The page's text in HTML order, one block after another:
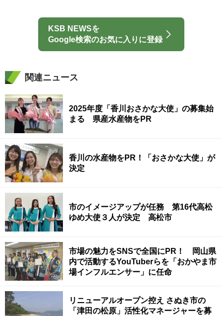
KSB NEWSを
Google検索のお気に入りに登録
関連ニュース
2025年度「香川おさかな大使」の募集始
まる 県産水産物をPR
香川の水産物をPR！「おさかな大使」が
決定
市のイメージアップが任務 第16代高松
ゆめ大使３人が決定 高松市
市場の魅力をSNSで全国にPR！ 岡山県
内で活動するYouTuberらを「おかやま市
場インフルエンサー」に任命
リニューアルオープン控え さぬき市の
「津田の松原」活性化マネージャーを募